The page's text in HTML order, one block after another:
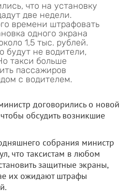
что на установку
две недели.
времени штрафовать
одного экрана
1,5 тыс. рублей.
будут не водители,
такси больше
пассажиров
с водителем.
договорились о новой
обсудить возникшие
собрания министр
что таксистам в любом
защитные экраны,
их ожидают штрафы